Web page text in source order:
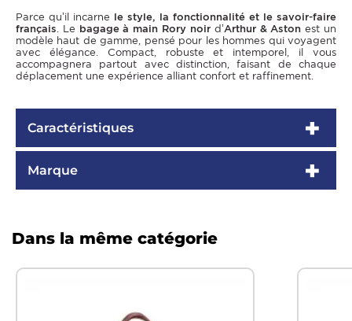
Parce qu’il incarne le style, la fonctionnalité et le savoir-faire
français. Le bagage à main Rory noird’Arthur & Aston est un
modèle haut de gamme, pensé pour les hommes qui voyagent
avec élégance. Compact, robuste et intemporel, il vous
accompagnera partout avec distinction, faisant de chaque
déplacement une expérience alliant confort et raffinement.
Caractéristiques
Marque
Dans la même catégorie